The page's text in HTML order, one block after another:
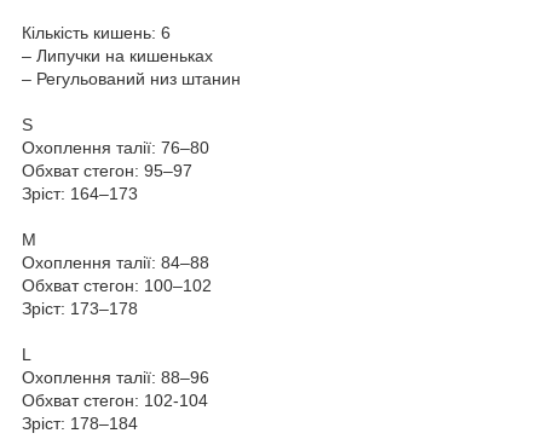
Кількість кишень: 6
– Липучки на кишеньках
– Регульований низ штанин
S
Охоплення талії: 76–80
Обхват стегон: 95–97
Зріст: 164–173
M
Охоплення талії: 84–88
Обхват стегон: 100–102
Зріст: 173–178
L
Охоплення талії: 88–96
Обхват стегон: 102-104
Зріст: 178–184